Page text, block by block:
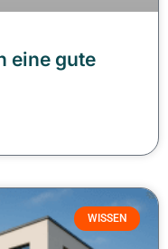
eine gute
WISSEN